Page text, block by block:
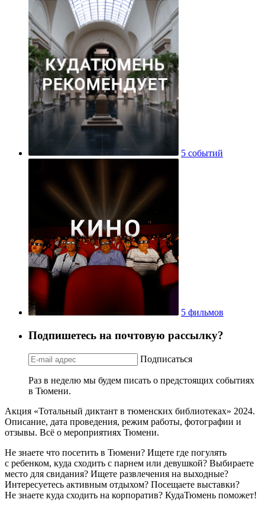
5 событий
5 фильмов
Подпишетесь на почтовую рассылку?
Подписаться
Раз в неделю мы будем писать о предстоящих событиях
в Тюмени.
Акция «Тотальный диктант в тюменских библиотеках» 2024.
Описание, дата проведения, режим работы, фотографии и
отзывы. Всё о мероприятиях Тюмени.
Не знаете что посетить в Тюмени? Ищете где погулять
с ребенком, куда сходить с парнем или девушкой? Выбираете
место для свидания? Ищете развлечения на выходные?
Интересуетесь активным отдыхом? Посещаете выставки?
Не знаете куда сходить на корпоратив? КудаТюмень поможет!